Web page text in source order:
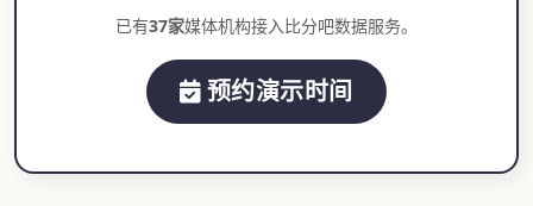
已有37家媒体机构接入比分吧数据服务。
预约演示时间